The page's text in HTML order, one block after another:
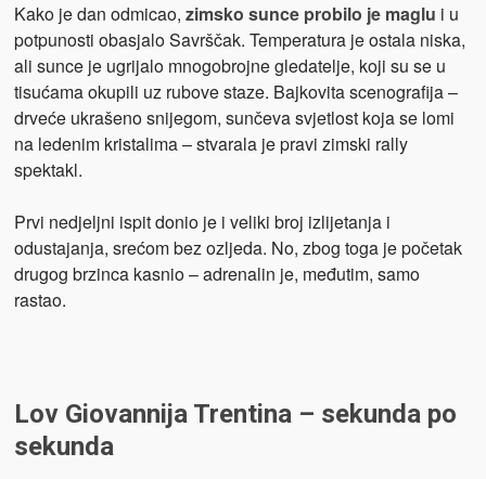
Kako je dan odmicao, zimsko sunce probilo je maglu i u
potpunosti obasjalo Savrščak. Temperatura je ostala niska,
ali sunce je ugrijalo mnogobrojne gledatelje, koji su se u
tisućama okupili uz rubove staze. Bajkovita scenografija –
drveće ukrašeno snijegom, sunčeva svjetlost koja se lomi
na ledenim kristalima – stvarala je pravi zimski rally
spektakl.
Prvi nedjeljni ispit donio je i veliki broj izlijetanja i
odustajanja, srećom bez ozljeda. No, zbog toga je početak
drugog brzinca kasnio – adrenalin je, međutim, samo
rastao.
Lov Giovannija Trentina – sekunda po
sekunda